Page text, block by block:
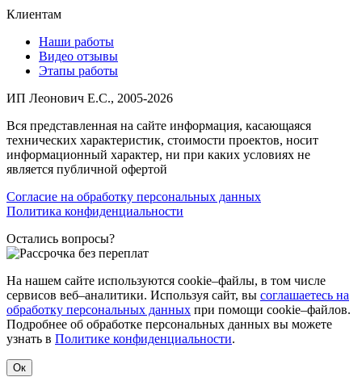
Клиентам
Наши работы
Видео отзывы
Этапы работы
ИП Леонович Е.С., 2005-2026
Вся представленная на сайте информация, касающаяся
технических характеристик, стоимости проектов, носит
информационный характер, ни при каких условиях не
является публичной офертой
Согласие на обработку персональных данных
Политика конфиденциальности
Остались вопросы?
На нашем сайте используются cookie–файлы, в том числе
сервисов веб–аналитики. Используя сайт, вы соглашаетесь на
обработку персональных данных при помощи cookie–файлов.
Подробнее об обработке персональных данных вы можете
узнать в Политике конфиденциальности.
Ок